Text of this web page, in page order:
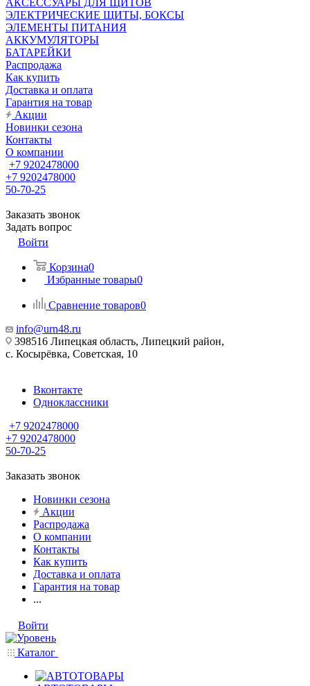
АКСЕССУАРЫ ДЛЯ ЩИТОВ
ЭЛЕКТРИЧЕСКИЕ ЩИТЫ, БОКСЫ
ЭЛЕМЕНТЫ ПИТАНИЯ
АККУМУЛЯТОРЫ
БАТАРЕЙКИ
Распродажа
Как купить
Доставка и оплата
Гарантия на товар
Акции
Новинки сезона
Контакты
О компании
+7 9202478000
+7 9202478000
50-70-25
Заказать звонок
Задать вопрос
Войти
Корзина0
Избранные товары0
Сравнение товаров0
info@urn48.ru
398516 Липецкая область, Липецкий район,
с. Косырёвка, Советская, 10
Вконтакте
Одноклассники
+7 9202478000
+7 9202478000
50-70-25
Заказать звонок
Новинки сезона
Акции
Распродажа
О компании
Контакты
Как купить
Доставка и оплата
Гарантия на товар
...
Войти
Каталог